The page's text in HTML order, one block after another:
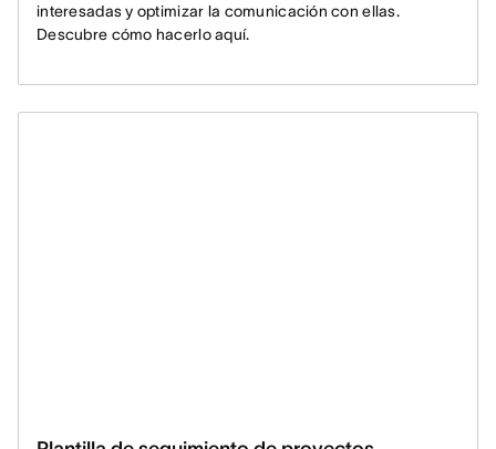
interesadas y optimizar la comunicación con ellas.
Descubre cómo hacerlo aquí.